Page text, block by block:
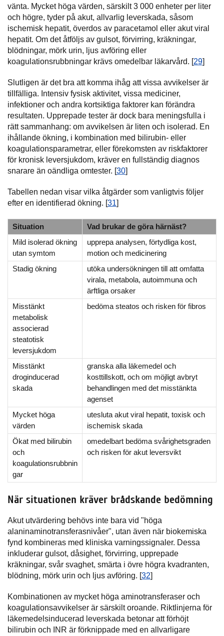
vänta. Mycket höga värden, särskilt 3 000 enheter per liter
och högre, tyder på akut, allvarlig leverskada, såsom
ischemisk hepatit, överdos av paracetamol eller akut viral
hepatit. Om det åtföljs av gulsot, förvirring, kräkningar,
blödningar, mörk urin, ljus avföring eller
koagulationsrubbningar krävs omedelbar läkarvård. [29]
Slutligen är det bra att komma ihåg att vissa avvikelser är
tillfälliga. Intensiv fysisk aktivitet, vissa mediciner,
infektioner och andra kortsiktiga faktorer kan förändra
resultaten. Upprepade tester är dock bara meningsfulla i
rätt sammanhang: om avvikelsen är liten och isolerad. En
ihållande ökning, i kombination med bilirubin- eller
koagulationsparametrar, eller förekomsten av riskfaktorer
för kronisk leversjukdom, kräver en fullständig diagnos
snarare än oändliga omtester. [30]
Tabellen nedan visar vilka åtgärder som vanligtvis följer
efter en identifierad ökning. [31]
Situation
Vad brukar de göra härnäst?
Mild isolerad ökning
utan symtom
upprepa analysen, förtydliga kost,
motion och medicinering
Stadig ökning
utöka undersökningen till att omfatta
virala, metabola, autoimmuna och
ärftliga orsaker
Misstänkt
metabolisk
associerad
steatotisk
leversjukdom
bedöma steatos och risken för fibros
Misstänkt
droginducerad
skada
granska alla läkemedel och
kosttillskott, och om möjligt avbryt
behandlingen med det misstänkta
agenset
Mycket höga
värden
utesluta akut viral hepatit, toxisk och
ischemisk skada
Ökat med bilirubin
och
koagulationsrubbnin
gar
omedelbart bedöma svårighetsgraden
och risken för akut leversvikt
När situationen kräver brådskande bedömning
Akut utvärdering behövs inte bara vid "höga
alaninaminotransferasnivåer", utan även när biokemiska
fynd kombineras med kliniska varningssignaler. Dessa
inkluderar gulsot, dåsighet, förvirring, upprepade
kräkningar, svår svaghet, smärta i övre högra kvadranten,
blödning, mörk urin och ljus avföring. [32]
Kombinationen av mycket höga aminotransferaser och
koagulationsavvikelser är särskilt oroande. Riktlinjerna för
läkemedelsinducerad leverskada betonar att förhöjt
bilirubin och INR är förknippade med en allvarligare